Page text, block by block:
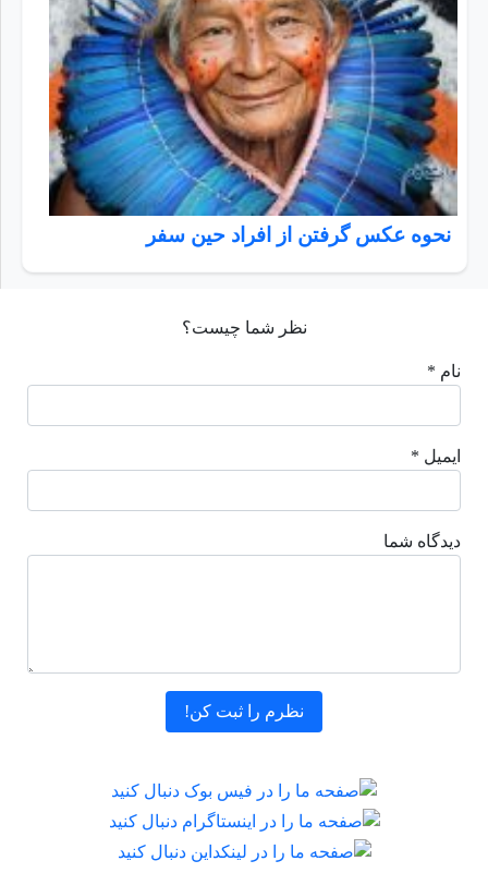
نحوه عکس گرفتن از افراد حین سفر
نظر شما چیست؟
نام *
ایمیل *
دیدگاه شما